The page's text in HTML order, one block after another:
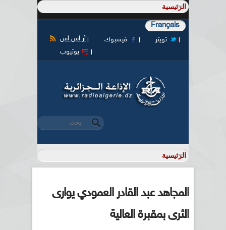
Français
آر أس أس فيسبوك
تويتر
يوتيوب
استمارة البحث
‏بحث ‏
المجاهد عبد القادر العمودي يوارى
الثرى بمقبرة العالية